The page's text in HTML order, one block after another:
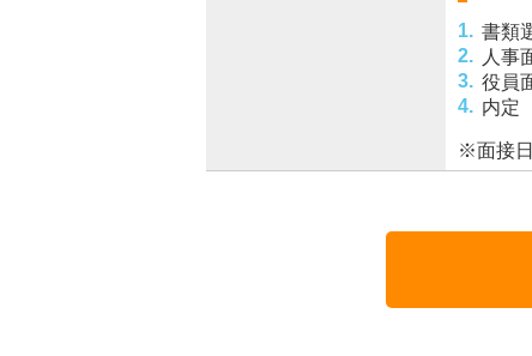
書類
人事
役員
内定
※面接